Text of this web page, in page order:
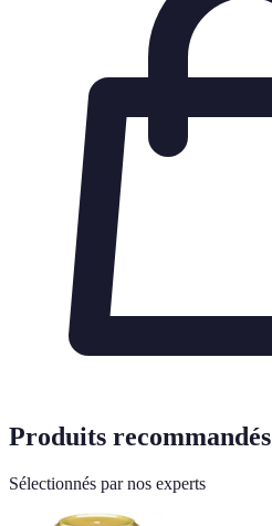
Produits recommandés
Sélectionnés par nos experts